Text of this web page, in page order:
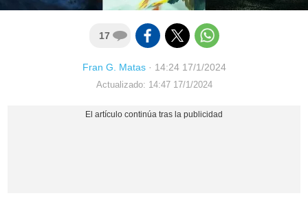
17
Fran G. Matas· 14:24 17/1/2024
Actualizado: 14:47 17/1/2024